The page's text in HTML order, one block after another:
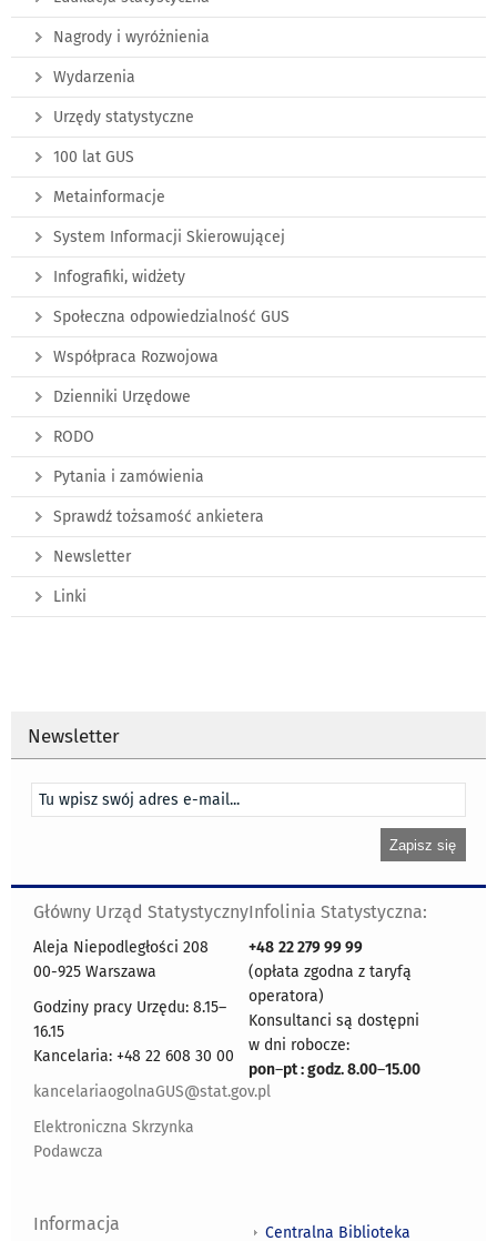
Nagrody i wyróżnienia
Wydarzenia
Urzędy statystyczne
100 lat GUS
Metainformacje
System Informacji Skierowującej
Infografiki, widżety
Społeczna odpowiedzialność GUS
Współpraca Rozwojowa
Dzienniki Urzędowe
RODO
Pytania i zamówienia
Sprawdź tożsamość ankietera
Newsletter
Linki
Newsletter
Główny Urząd Statystyczny
Aleja Niepodległości 208
00-925 Warszawa
Godziny pracy Urzędu: 8.15–
16.15
Kancelaria: +48 22 608 30 00
kancelariaogolnaGUS@stat.gov.pl
Elektroniczna Skrzynka
Podawcza
Infolinia Statystyczna:
+48 22 279 99 99
(opłata zgodna z taryfą
operatora)
Konsultanci są dostępni
w dni robocze:
pon–pt : godz. 8.00–15.00
Informacja Centralna Biblioteka